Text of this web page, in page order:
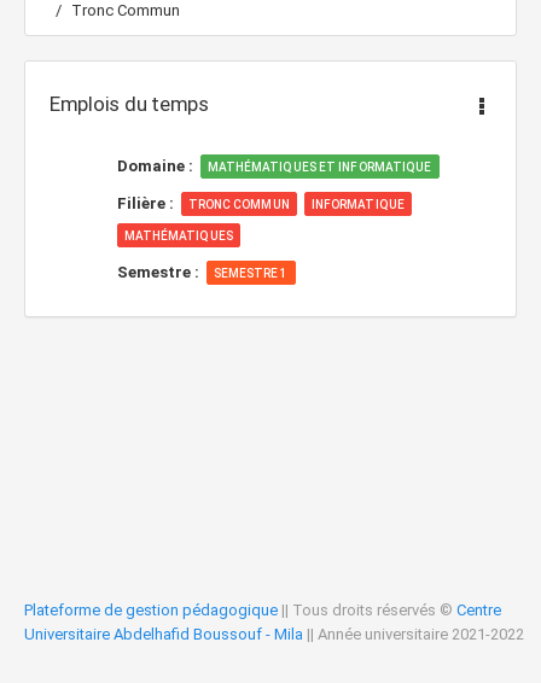
Tronc Commun
Emplois du temps
Domaine : MATHÉMATIQUES ET INFORMATIQUE
Filière : TRONC COMMUN INFORMATIQUE
MATHÉMATIQUES
Semestre : SEMESTRE 1
Plateforme de gestion pédagogique || Tous droits réservés © Centre
Universitaire Abdelhafid Boussouf - Mila || Année universitaire 2021-2022